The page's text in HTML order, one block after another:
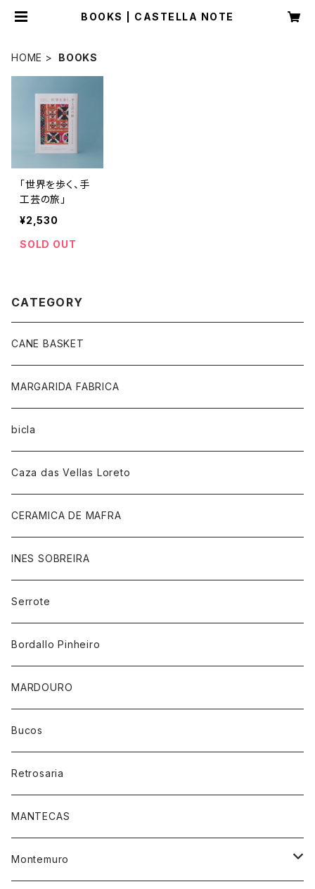
BOOKS | CASTELLA NOTE
HOME BOOKS
「世界を歩く、手
工芸の旅」
¥2,530
SOLD OUT
CATEGORY
CANE BASKET
MARGARIDA FABRICA
bicla
Caza das Vellas Loreto
CERAMICA DE MAFRA
INES SOBREIRA
Serrote
Bordallo Pinheiro
MARDOURO
Bucos
Retrosaria
MANTECAS
Montemuro